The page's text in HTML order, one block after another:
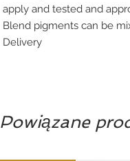
apply and tested and
Blend pigments can be
Delivery
Powiązane